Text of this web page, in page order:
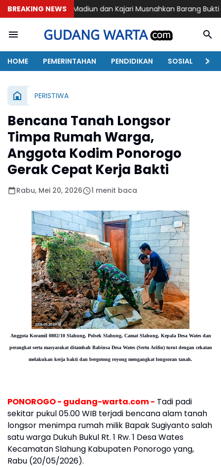
BREAKING NEWS
Madiun dan Kajari Musnahkan Barang Bukti Perkara Pidana
HOME PEMERINTAHAN PENDIDIKAN SOSIAL
PERISTIWA
Bencana Tanah Longsor
Timpa Rumah Warga,
Anggota Kodim Ponorogo
Gerak Cepat Kerja Bakti
Rabu, Mei 20, 2026 1 menit baca
Anggota Koramil 0802/10 Slahung, Polsek Slahung, Camat Slahung, Kepala Desa Wates dan
perangkat serta masyarakat ditambah Babinsa Desa Wates (Sertu Arifin) turut dengan cekatan
melakukan kerja bakti dan bergotong royong mengangkat longsoran tanah.
PONOROGO - gudang-warta.com - Tadi padi
sekitar pukul 05.00 WIB terjadi bencana alam tanah
longsor menimpa rumah milik Bapak Sugiyanto salah
satu warga Dukuh Bukul Rt. 1 Rw. 1 Desa Wates
Kecamatan Slahung Kabupaten Ponorogo yang,
Rabu (20/05/2026).